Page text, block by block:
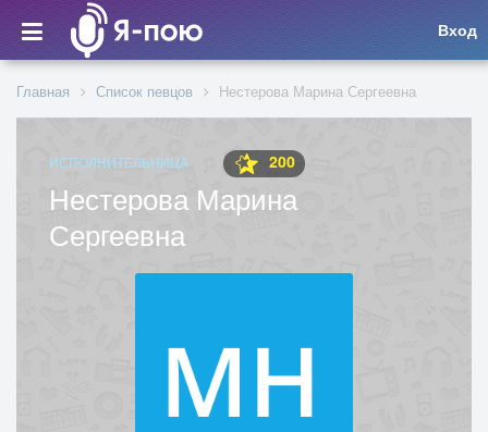
Вход
Главная Список певцов Нестерова Марина Сергеевна
ИСПОЛНИТЕЛЬНИЦА 200
Нестерова Марина
Сергеевна